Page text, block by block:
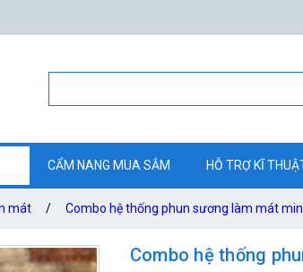
CẨM NANG MUA SẮM HỖ TRỢ KĨ
mát / Combo hệ thống phun sương làm mát
Combo hệ thống